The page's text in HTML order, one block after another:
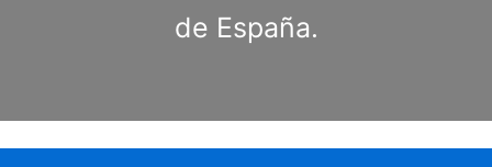
de España.